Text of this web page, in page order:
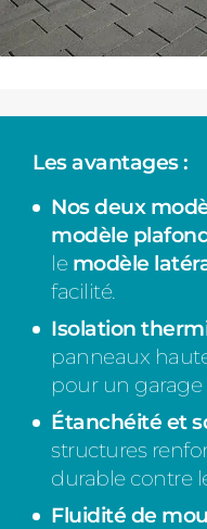
Les avantages :
Nos deux
modèle
le modèle
facilité.
Isolation
panneaux
pour un
Étanchéité et
structures
durable contre
Fluidité de